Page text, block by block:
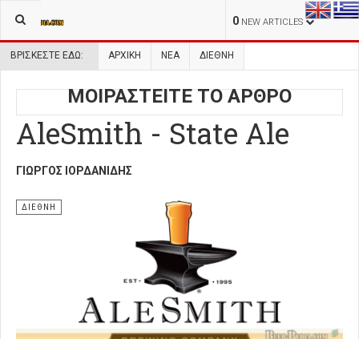
0 NEW ARTICLES
ΒΡΊΣΚΕΣΤΕ ΕΔΏ: ΑΡΧΙΚΉ ΝΕΑ ΔΙΕΘΝΗ
ΜΟΙΡΑΣΤΕΙΤΕ ΤΟ ΑΡΘΡΟ
AleSmith - State Ale
ΓΙΏΡΓΟΣ ΙΟΡΔΑΝΊΔΗΣ
ΔΙΕΘΝΗ